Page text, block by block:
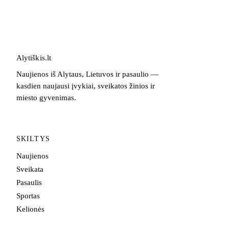
Alytiškis.lt
Naujienos iš Alytaus, Lietuvos ir pasaulio —
kasdien naujausi įvykiai, sveikatos žinios ir
miesto gyvenimas.
SKILTYS
Naujienos
Sveikata
Pasaulis
Sportas
Kelionės